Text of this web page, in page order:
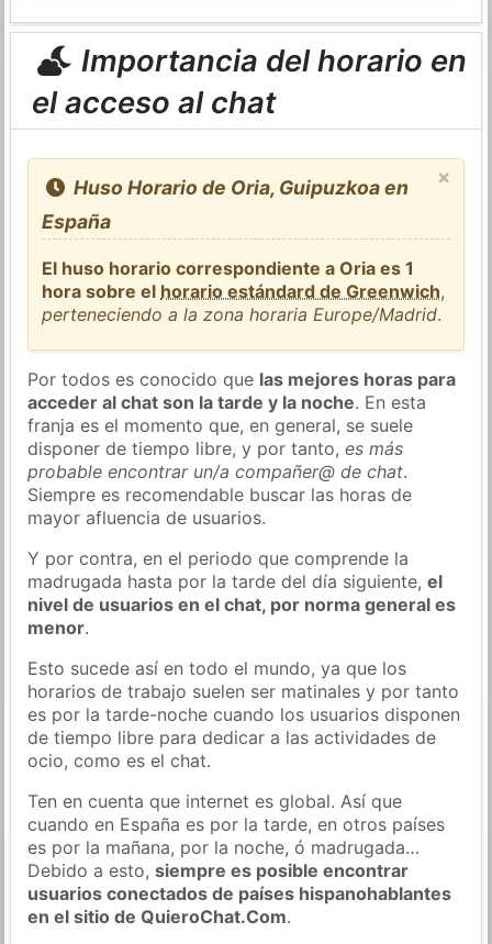
Importancia del horario en
el acceso al chat
×
Huso Horario de Oria, Guipuzkoa en
España
El huso horario correspondiente a Oria es 1
hora sobre el horario estándard de Greenwich,
perteneciendo a la zona horaria Europe/Madrid.
Por todos es conocido que las mejores horas para
acceder al chat son la tarde y la noche. En esta
franja es el momento que, en general, se suele
disponer de tiempo libre, y por tanto,es más
probable encontrar un/a compañer@ de chat.
Siempre es recomendable buscar las horas de
mayor afluencia de usuarios.
Y por contra, en el periodo que comprende la
madrugada hasta por la tarde del día siguiente,el
nivel de usuarios en el chat, por norma general es
menor.
Esto sucede así en todo el mundo, ya que los
horarios de trabajo suelen ser matinales y por tanto
es por la tarde-noche cuando los usuarios disponen
de tiempo libre para dedicar a las actividades de
ocio, como es el chat.
Ten en cuenta que internet es global. Así que
cuando en España es por la tarde, en otros países
es por la mañana, por la noche, ó madrugada…
Debido a esto,siempre es posible encontrar
usuarios conectados de países hispanohablantes
en el sitio de QuieroChat.Com.